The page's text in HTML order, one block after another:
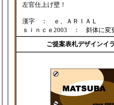
左官仕上げ壁！
漢字 ： ｅ、ＡＲＩＡＬ
ｓｉｎｃｅ2003 ： 斜体に
ご提案表札デザインイ